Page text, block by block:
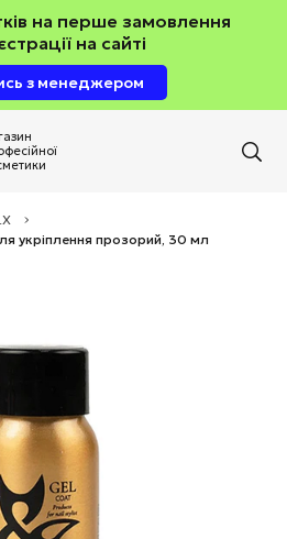
на перше замовлення
на сайті
з менеджером
>
укріплення прозорий, 30 мл